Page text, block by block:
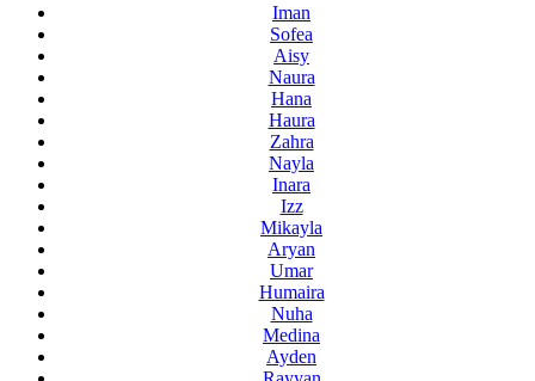
Iman
Sofea
Aisy
Naura
Hana
Haura
Zahra
Nayla
Inara
Izz
Mikayla
Aryan
Umar
Humaira
Nuha
Medina
Ayden